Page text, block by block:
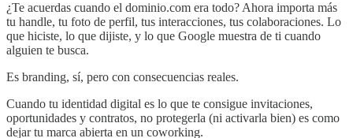
¿Te acuerdas cuando el dominio.com era todo? Ahora importa más
tu handle, tu foto de perfil, tus interacciones, tus colaboraciones. Lo
que hiciste, lo que dijiste, y lo que Google muestra de ti cuando
alguien te busca.
Es branding, sí, pero con consecuencias reales.
Cuando tu identidad digital es lo que te consigue invitaciones,
oportunidades y contratos, no protegerla (ni activarla bien) es como
dejar tu marca abierta en un coworking.